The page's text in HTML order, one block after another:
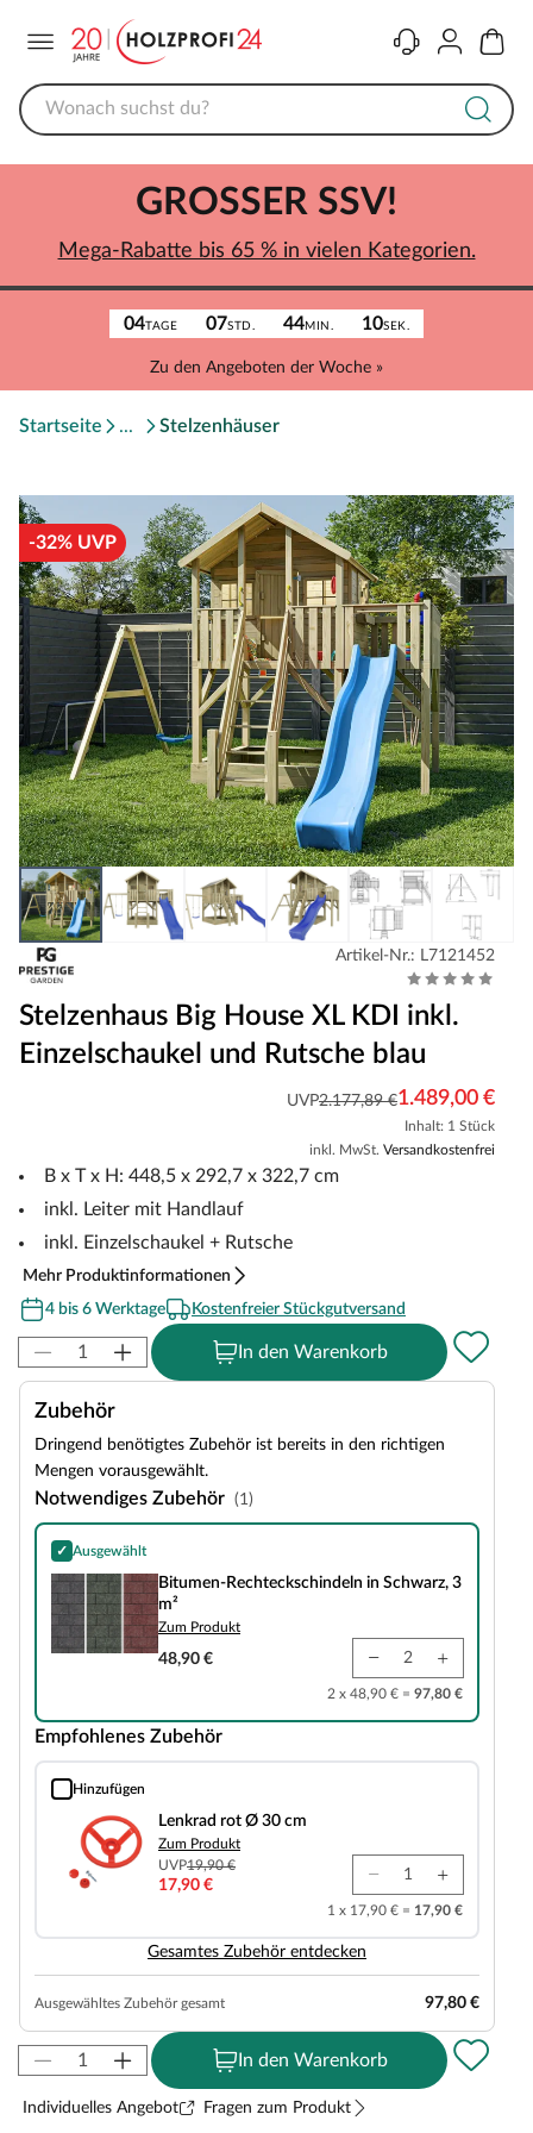
KontaktKonto
04TAGE 07STD. 44MIN. 10SEK.
Zu den Angeboten der Woche »
GROSSER SSV!
Mega-Rabatte bis 65 % in vielen Kategorien.
Startseite Stelzenhäuser
-32% UVP
Artikel-Nr.: L7121452
Stelzenhaus Big House XL KDI inkl.
Einzelschaukel und Rutsche blau
UVP2.177,89 €1.489,00 €
Inhalt: 1 Stück
inkl. MwSt. Versandkostenfrei
B x T x H: 448,5 x 292,7 x 322,7 cm
inkl. Leiter mit Handlauf
inkl. Einzelschaukel + Rutsche
Mehr Produktinformationen
4 bis 6 Werktage
Kostenfreier Stückgutversand
In den Warenkorb
Zubehör
Dringend benötigtes Zubehör ist bereits in den richtigen
Mengen vorausgewählt.
Notwendiges Zubehör (1)
✓ Ausgewählt
Bitumen-Rechteckschindeln in Schwarz, 3 m²
Bitumen-Rechteckschindeln in Schwarz, 3
m²
Zum Produkt
48,90 €
2 x 48,90 € = 97,80 €
Empfohlenes Zubehör
Hinzufügen
Lenkrad rot Ø 30 cm
Lenkrad rot Ø 30 cm
Zum Produkt
UVP19,90 €
17,90 €
1 x 17,90 € = 17,90 €
Gesamtes Zubehör entdecken
Ausgewähltes Zubehör gesamt 97,80 €
In den Warenkorb
Individuelles Angebot Fragen zum Produkt